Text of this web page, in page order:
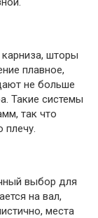
шторы
плавное,
не больше
Такие системы
так что
плечу.
выбор для
на вал,
места